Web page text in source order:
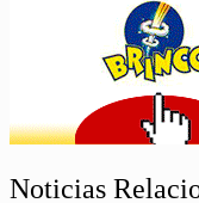
Noticias